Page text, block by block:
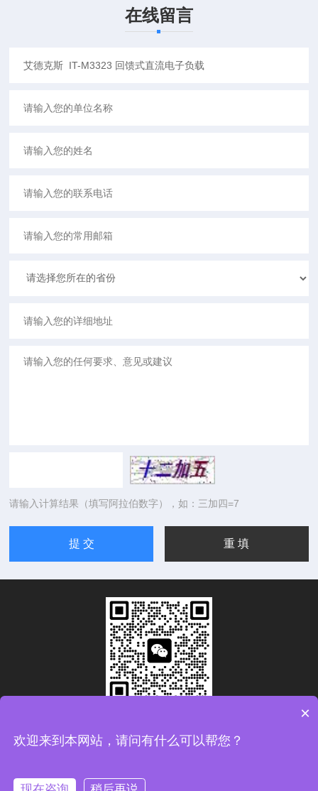
在线留言
请输入计算结果（填写阿拉伯数字），如：三加四=7
号：鲁ICP备2024093783号-1
×
欢迎来到本网站，请问有什么可以帮您？